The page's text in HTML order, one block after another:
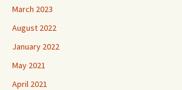
March 2023
August 2022
January 2022
May 2021
April 2021